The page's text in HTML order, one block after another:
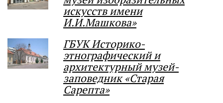
искусств имени
И.И.Машкова»
ГБУК Историко-
этнографический и
архитектурный музей-
заповедник «Старая
Сарепта»